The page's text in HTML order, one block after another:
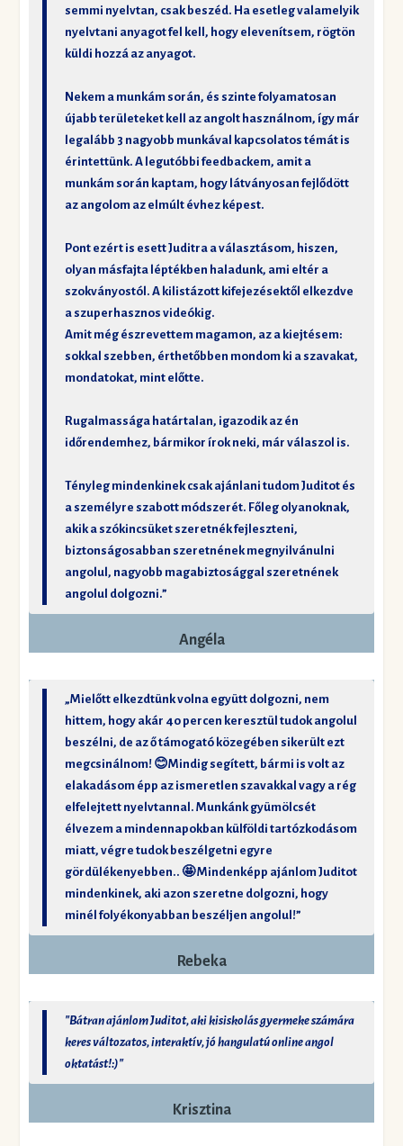
semmi nyelvtan, csak beszéd. Ha esetleg valamelyik
nyelvtani anyagot fel kell, hogy elevenítsem, rögtön
küldi hozzá az anyagot.
Nekem a munkám során, és szinte folyamatosan
újabb területeket kell az angolt használnom, így már
legalább 3 nagyobb munkával kapcsolatos témát is
érintettünk. A legutóbbi feedbackem, amit a
munkám során kaptam, hogy látványosan fejlődött
az angolom az elmúlt évhez képest.
Pont ezért is esett Juditra a választásom, hiszen,
olyan másfajta léptékben haladunk, ami eltér a
szokványostól. A kilistázott kifejezésektől elkezdve
a szuperhasznos videókig.
Amit még észrevettem magamon, az a kiejtésem:
sokkal szebben, érthetőbben mondom ki a szavakat,
mondatokat, mint előtte.
Rugalmassága határtalan, igazodik az én
időrendemhez, bármikor írok neki, már válaszol is.
Tényleg mindenkinek csak ajánlani tudom Juditot és
a személyre szabott módszerét. Főleg olyanoknak,
akik a szókincsüket szeretnék fejleszteni,
biztonságosabban szeretnének megnyilvánulni
angolul, nagyobb magabiztosággal szeretnének
angolul dolgozni.”
Angéla
„Mielőtt elkezdtünk volna együtt dolgozni, nem
hittem, hogy akár 40 percen keresztül tudok angolul
beszélni, de az ő támogató közegében sikerült ezt
megcsinálnom! 😊Mindig segített, bármi is volt az
elakadásom épp az ismeretlen szavakkal vagy a rég
elfelejtett nyelvtannal. Munkánk gyümölcsét
élvezem a mindennapokban külföldi tartózkodásom
miatt, végre tudok beszélgetni egyre
gördülékenyebben.. 🤩 Mindenképp ajánlom Juditot
mindenkinek, aki azon szeretne dolgozni, hogy
minél folyékonyabban beszéljen angolul!”
Rebeka
"Bátran ajánlom Juditot, aki kisiskolás gyermeke számára
keres változatos, interaktív, jó hangulatú online angol
oktatást!:)"
Krisztina